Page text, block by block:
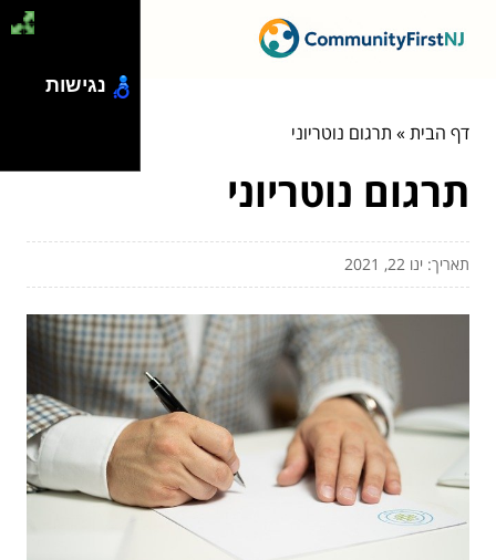
דף הבית» תרגום נוטריוני
תרגום נוטריוני
תאריך: ינו 22, 2021
נגישות